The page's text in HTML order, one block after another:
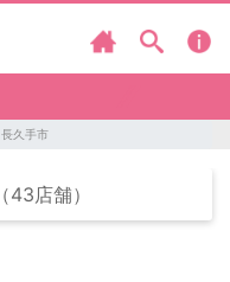
長久手市
（43店舗）